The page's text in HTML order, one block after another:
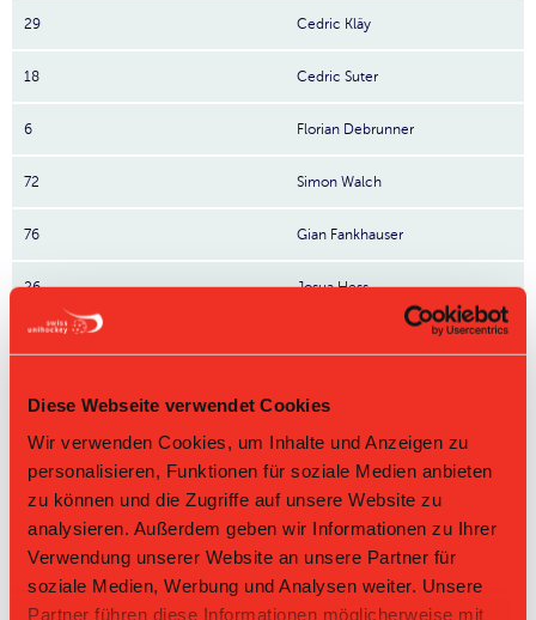
Diese Webseite verwendet Cookies
Wir verwenden Cookies, um Inhalte und Anzeigen zu
personalisieren, Funktionen für soziale Medien anbieten
zu können und die Zugriffe auf unsere Website zu
analysieren. Außerdem geben wir Informationen zu Ihrer
Verwendung unserer Website an unsere Partner für
soziale Medien, Werbung und Analysen weiter. Unsere
Partner führen diese Informationen möglicherweise mit
29 Cedric Kläy
18 Cedric Suter
6 Florian Debrunner
72 Simon Walch
76 Gian Fankhauser
26 Josua Hess
24 Oliver Stöcklin
97 Filip Prokop
Nr: Nummer
Tabelle Herren GF 1. Liga Gruppe 2 2025/26 per
08.08.2026